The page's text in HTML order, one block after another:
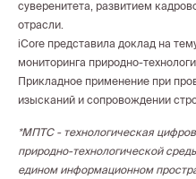
суверенитета, развитием
отрасли.
iCore представила доклад на
мониторинга природно-
Прикладное применение при
изысканий и сопровождении
*МПТС - технологическая
природно-технологической
едином информационном